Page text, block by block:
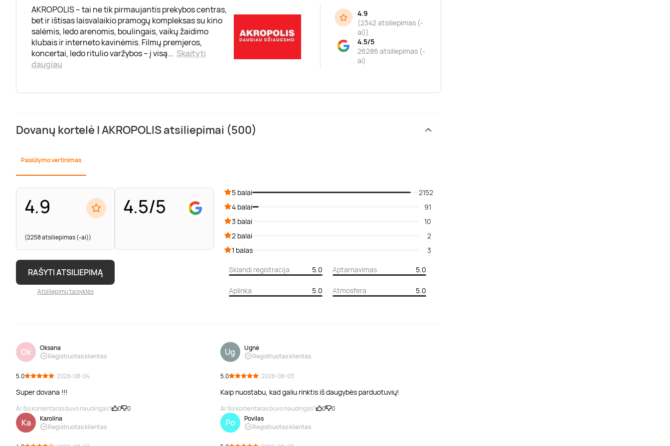
AKROPOLIS – tai ne tik pirmaujantis prekybos centras,
bet ir ištisas laisvalaikio pramogų kompleksas su kino
salėmis, ledo arenomis, boulingais, vaikų žaidimo
klubais ir interneto kavinėmis. Filmų premjeros,
koncertai, ledo ritulio varžybos – į visą... Skaityti
daugiau
4.9
(2342 atsiliepimas (-
ai))
4.5/5
26286 atsiliepimas (-
ai)
Dovanų kortelė | AKROPOLIS atsiliepimai (500)
Pasiūlymo vertinimas
4.9
(2258 atsiliepimas (-ai))
4.5/5
RAŠYTI ATSILIEPIMĄ
Atsiliepimų taisyklės
5 balai
2152
4 balai
91
3 balai
10
2 balai
2
1 balas
3
Sklandi registracija 5.0 Aptarnavimas 5.0
Aplinka 5.0 Atmosfera 5.0
Ok
Oksana
Registruotas klientas
5.0 · 2026-08-04
Super dovana !!!
Ar šis komentaras buvo naudingas? 0 0
Ug
Ugnė
Registruotas klientas
5.0 · 2026-08-03
Kaip nuostabu, kad galiu rinktis iš daugybės parduotuvių!
Ar šis komentaras buvo naudingas? 0 0
Ka
Karolina
Registruotas klientas
Po
Povilas
Registruotas klientas